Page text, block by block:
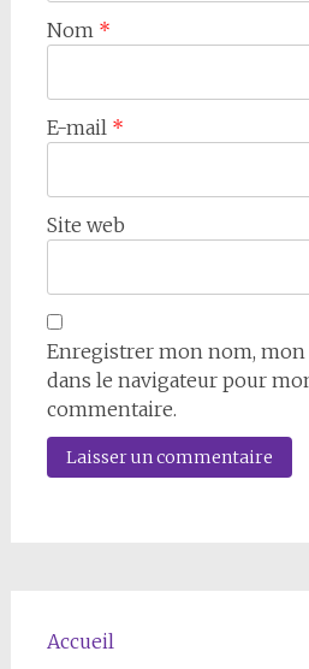
Nom *
E-mail *
Site web
Enregistrer mon nom,
dans le navigateur pour
commentaire.
Accueil